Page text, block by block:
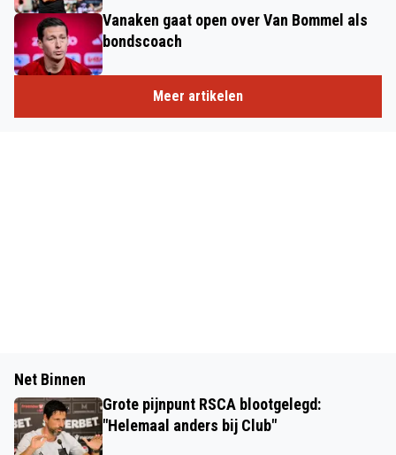
Vanaken gaat open over Van Bommel als
bondscoach
Meer artikelen
Net Binnen
Grote pijnpunt RSCA blootgelegd:
"Helemaal anders bij Club"